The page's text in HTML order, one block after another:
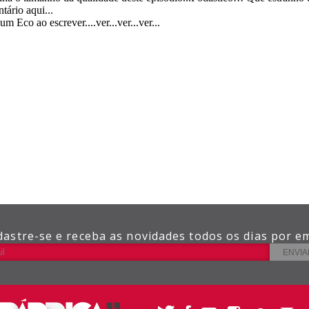
se e receba as novidades todos os dias por